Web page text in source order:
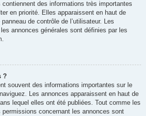
contiennent des informations très importantes
en priorité. Elles apparaissent en haut de
de contrôle de l’utilisateur. Les
annonces générales sont définies par les
?
souvent des informations importantes sur le
Les annonces apparaissent en haut de
lequel elles ont été publiées. Tout comme les
concernant les annonces sont